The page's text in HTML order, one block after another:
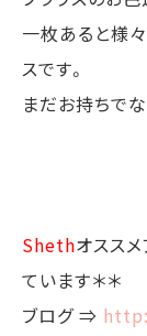
一枚あると様
スです。
まだお持ちで
Shethオスス
ています＊＊
ブログ ⇒